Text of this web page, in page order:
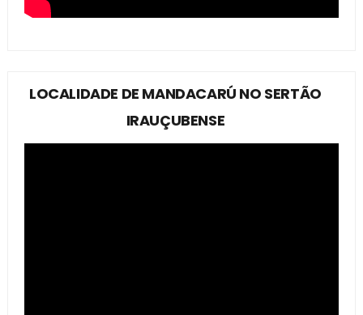
LOCALIDADE DE MANDACARÚ NO SERTÃO
IRAUÇUBENSE